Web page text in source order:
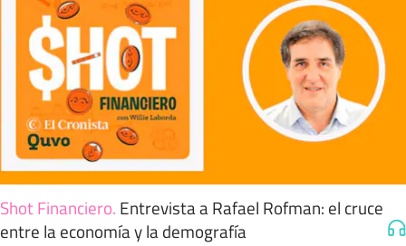
Shot Financiero. Entrevista a Rafael Rofman: el cruce
entre la economía y la demografía